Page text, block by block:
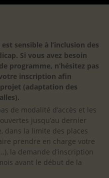
est sensible à l’inclusion des
Si vous avez besoin
programme, n’hésitez pas
inscription afin
(adaptation des
de modalité d’accès et les
jusqu’au dernier
dans la limite des places
prendre en charge votre
la demande d’inscription
avant le début de la